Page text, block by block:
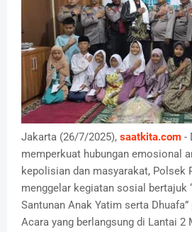
Jakarta (26/7/2025), saatkita.com -
memperkuat hubungan emosional
kepolisian dan masyarakat, Polsek
menggelar kegiatan sosial bertajuk
Santunan Anak Yatim serta
Acara yang berlangsung di Lantai 2